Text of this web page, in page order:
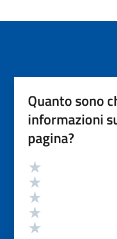
Quanto sono
informazioni
pagina?
Valutazione